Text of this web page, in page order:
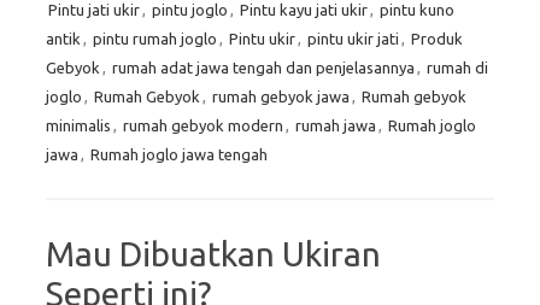
Pintu jati ukir, pintu joglo , Pintu kayu jati ukir, pintu kuno
antik , pintu rumah joglo , Pintu ukir, pintu ukir jati , Produk
Gebyok , rumah adat jawa tengah dan penjelasannya , rumah di
joglo , Rumah Gebyok , rumah gebyok jawa , Rumah gebyok
minimalis , rumah gebyok modern , rumah jawa , Rumah joglo
jawa , Rumah joglo jawa tengah
Mau Dibuatkan Ukiran
Seperti ini?